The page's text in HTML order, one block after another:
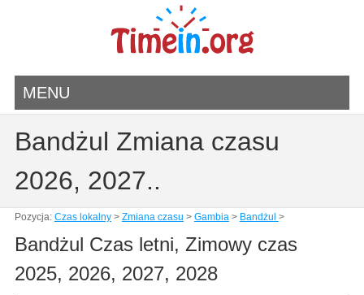
MENU
Bandżul Zmiana czasu
2026, 2027..
Pozycja: Czas lokalny> Zmiana czasu > Gambia> Bandżul >
Bandżul Czas letni, Zimowy czas
2025, 2026, 2027, 2028